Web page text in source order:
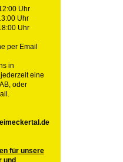
Uhr
Uhr
Uhr
per Email
in
eine
oder
für unsere
und